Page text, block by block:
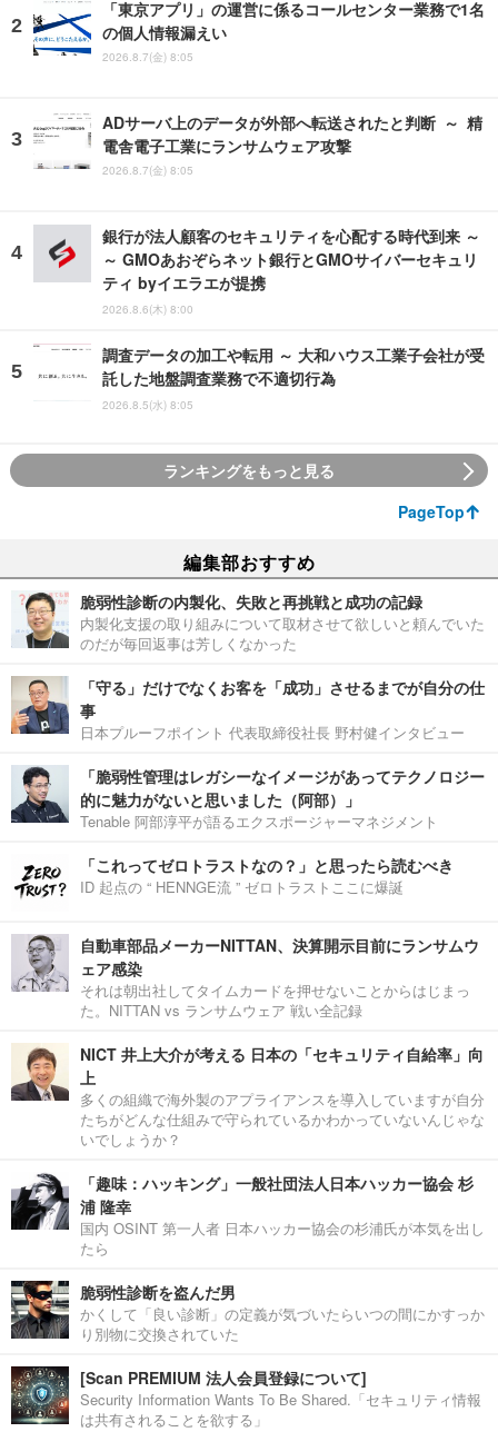
「東京アプリ」の運営に係るコールセンター業務で1名
の個人情報漏えい
2026.8.7(金) 8:05
ADサーバ上のデータが外部へ転送されたと判断 ～ 精
電舎電子工業にランサムウェア攻撃
2026.8.7(金) 8:05
銀行が法人顧客のセキュリティを心配する時代到来 ～
～ GMOあおぞらネット銀行とGMOサイバーセキュリ
ティ byイエラエが提携
2026.8.6(木) 8:00
調査データの加工や転用 ～ 大和ハウス工業子会社が受
託した地盤調査業務で不適切行為
2026.8.5(水) 8:05
ランキングをもっと見る
PageTop
編集部おすすめ
脆弱性診断の内製化、失敗と再挑戦と成功の記録
内製化支援の取り組みについて取材させて欲しいと頼んでいた
のだが毎回返事は芳しくなかった
「守る」だけでなくお客を「成功」させるまでが自分の仕
事
日本プルーフポイント 代表取締役社長 野村健インタビュー
「脆弱性管理はレガシーなイメージがあってテクノロジー
的に魅力がないと思いました（阿部）」
Tenable 阿部淳平が語るエクスポージャーマネジメント
「これってゼロトラストなの？」と思ったら読むべき
ID 起点の “ HENNGE流 ” ゼロトラストここに爆誕
自動車部品メーカーNITTAN、決算開示目前にランサムウ
ェア感染
それは朝出社してタイムカードを押せないことからはじまっ
た。NITTAN vs ランサムウェア 戦い全記録
NICT 井上大介が考える 日本の「セキュリティ自給率」向
上
多くの組織で海外製のアプライアンスを導入していますが自分
たちがどんな仕組みで守られているかわかっていないんじゃな
いでしょうか？
「趣味：ハッキング」一般社団法人日本ハッカー協会 杉
浦 隆幸
国内 OSINT 第一人者 日本ハッカー協会の杉浦氏が本気を出し
たら
脆弱性診断を盗んだ男
かくして「良い診断」の定義が気づいたらいつの間にかすっか
り別物に交換されていた
[Scan PREMIUM 法人会員登録について]
Security Information Wants To Be Shared.「セキュリティ情報
は共有されることを欲する」